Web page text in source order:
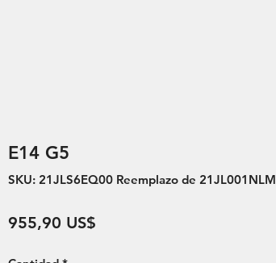
E14 G5
SKU: 21JLS6EQ00 Reemplazo de 21JL001NLM
955,90 US$